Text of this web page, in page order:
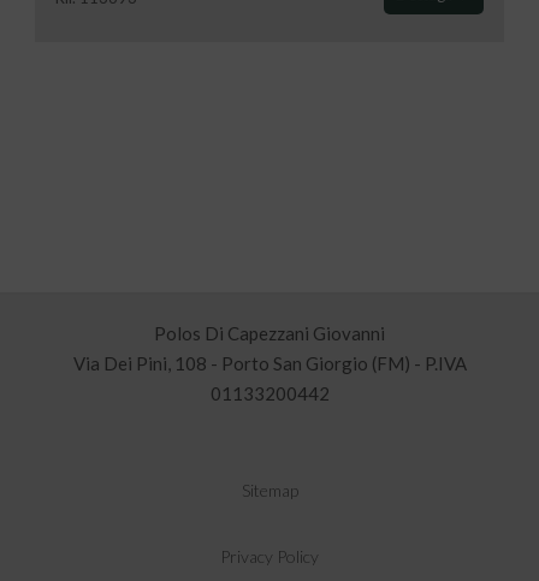
Polos Di Capezzani Giovanni
Via Dei Pini, 108 - Porto San Giorgio (FM) - P.IVA
01133200442
Sitemap
Privacy Policy